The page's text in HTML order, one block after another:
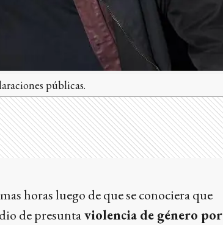
públicas.
horas luego de que se conociera que
de presuntaviolencia de género por